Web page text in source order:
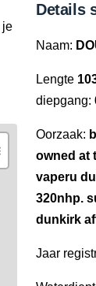
je
Details
Naam:
Lengte
diepgang:
Oorzaak:
owned at
vaperu
320nhp.
dunkirk
Jaar